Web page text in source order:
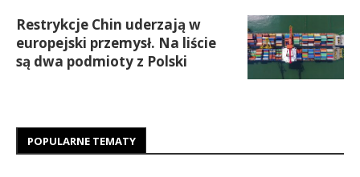
Restrykcje Chin uderzają w
europejski przemysł. Na liście
są dwa podmioty z Polski
POPULARNE TEMATY